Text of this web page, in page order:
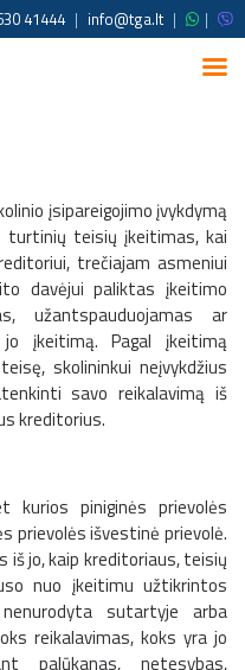
41444 | info@tga.lt | |
įsipareigojimo įvykdymą
turtinių teisių įkeitimas, kai
trečiajam asmeniui
davėjui paliktas įkeitimo
užantspauduojamas ar
jo įkeitimą. Pagal įkeitimą
skolininkui neįvykdžius
savo reikalavimą iš
kreditorius.
piniginės prievolės
prievolės išvestinė prievolė.
jo, kaip kreditoriaus, teisių
nuo įkeitimu užtikrintos
sutartyje arba
reikalavimas, koks yra jo
palūkanas, netesybas,